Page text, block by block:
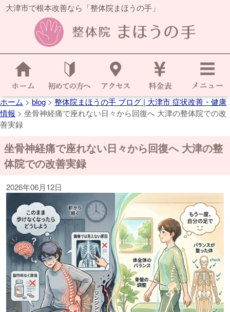
大津市で根本改善なら「整体院まほうの手」
ホーム>blog>整体院まほうの手 ブログ | 大津市 症状改善・健康
情報 > 坐骨神経痛で座れない日々から回復へ 大津の整体院での改
善実録
坐骨神経痛で座れない日々から回復へ 大津の整
体院での改善実録
2026年06月12日